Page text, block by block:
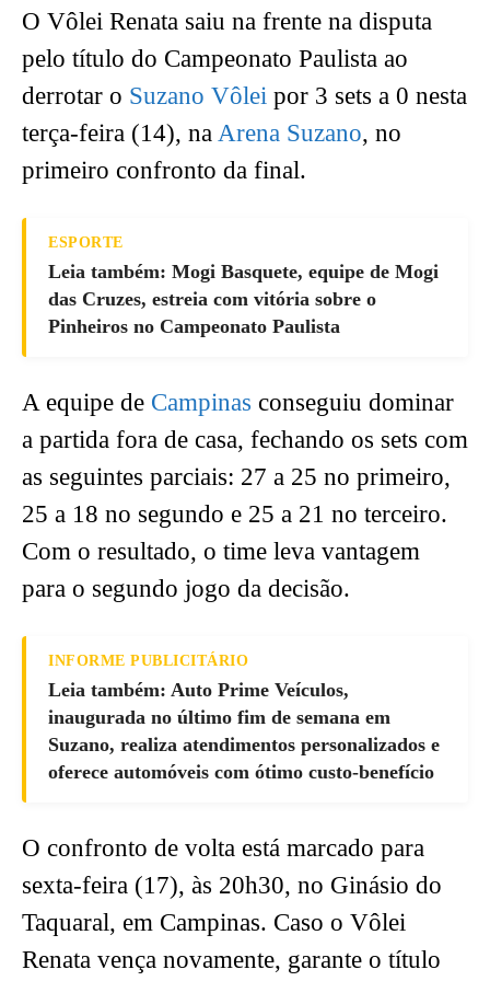
O Vôlei Renata saiu na frente na disputa
pelo título do Campeonato Paulista ao
derrotar o Suzano Vôlei por 3 sets a 0 nesta
terça-feira (14), na Arena Suzano, no
primeiro confronto da final.
ESPORTE
Leia também: Mogi Basquete, equipe de Mogi
das Cruzes, estreia com vitória sobre o
Pinheiros no Campeonato Paulista
A equipe de Campinas conseguiu dominar
a partida fora de casa, fechando os sets com
as seguintes parciais: 27 a 25 no primeiro,
25 a 18 no segundo e 25 a 21 no terceiro.
Com o resultado, o time leva vantagem
para o segundo jogo da decisão.
INFORME PUBLICITÁRIO
Leia também: Auto Prime Veículos,
inaugurada no último fim de semana em
Suzano, realiza atendimentos personalizados e
oferece automóveis com ótimo custo-benefício
O confronto de volta está marcado para
sexta-feira (17), às 20h30, no Ginásio do
Taquaral, em Campinas. Caso o Vôlei
Renata vença novamente, garante o título